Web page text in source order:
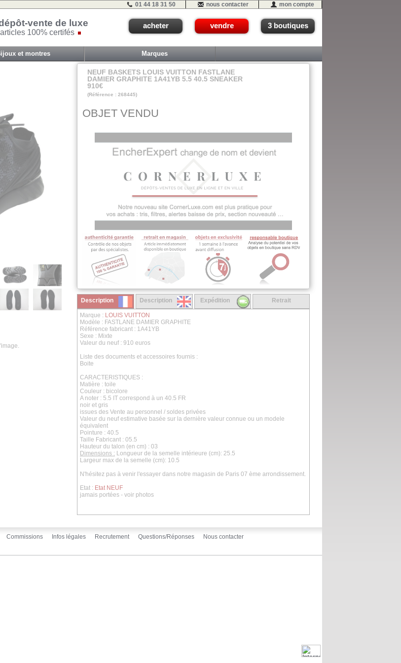
01 44 18 31 50 nous contacter mon compte
vente de luxe
articles 100% certifés
acheter vendre 3 boutiques
et montres Marques
NEUF BASKETS LOUIS VUITTON FASTLANE
DAMIER GRAPHITE 1A41YB 5.5 40.5 SNEAKER
910€
(Référence : 268445)
OBJET VENDU
Description Description Expédition Retrait
Marque : LOUIS VUITTON
Modèle : FASTLANE DAMIER GRAPHITE
Référence fabricant : 1A41YB
Sexe : Mixte
Valeur du neuf : 910 euros
Liste des documents et accessoires fournis :
Boite
CARACTERISTIQUES :
Matière : toile
Couleur : bicolore
A noter : 5.5 IT correspond à un 40.5 FR
noir et gris
issues des Vente au personnel / soldes privées
Valeur du neuf estimative basée sur la dernière valeur connue ou un modele
équivalent
Pointure : 40.5
Taille Fabricant : 05.5
Hauteur du talon (en cm) : 03
Dimensions : Longueur de la semelle intérieure (cm): 25.5
Largeur max de la semelle (cm): 10.5
N'hésitez pas à venir l'essayer dans notre magasin de Paris 07 ème arrondissement.
Etat : Etat NEUF
jamais portées - voir photos
Commissions Infos légales Recrutement Questions/Réponses Nous contacter